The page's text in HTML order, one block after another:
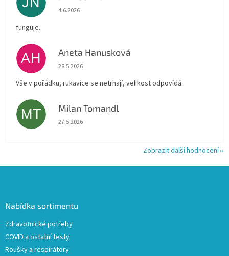
Hodnocení obchodu je 5 z 5 hvězdiček.
4.6.2026
funguje.
AH Aneta Hanusková
Hodnocení obchodu je 5 z 5 hvězdiček.
28.5.2026
Vše v pořádku, rukavice se netrhají, velikost odpovídá.
MT Milan Tomandl
Hodnocení obchodu je 5 z 5 hvězdiček.
27.5.2026
Zobrazit další hodnocení
Nabídka sortimentu
Zdravotnické potřeby
COVID a ostatní testy
Roušky a respirátory